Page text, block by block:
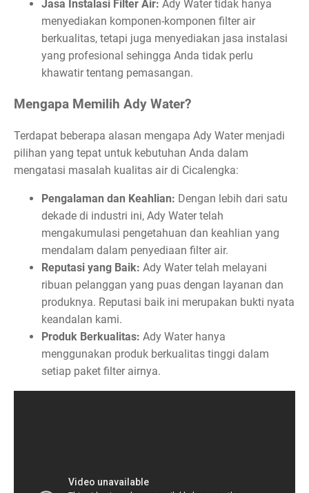
Jasa Instalasi Filter Air: Ady Water tidak hanya
menyediakan komponen-komponen filter air
berkualitas, tetapi juga menyediakan jasa instalasi
yang profesional sehingga Anda tidak perlu
khawatir tentang pemasangan.
Mengapa Memilih Ady Water?
Terdapat beberapa alasan mengapa Ady Water menjadi
pilihan yang tepat untuk kebutuhan Anda dalam
mengatasi masalah kualitas air di Cicalengka:
Pengalaman dan Keahlian: Dengan lebih dari satu
dekade di industri ini, Ady Water telah
mengakumulasi pengetahuan dan keahlian yang
mendalam dalam penyediaan filter air.
Reputasi yang Baik: Ady Water telah melayani
ribuan pelanggan yang puas dengan layanan dan
produknya. Reputasi baik ini merupakan bukti nyata
keandalan kami.
Produk Berkualitas: Ady Water hanya
menggunakan produk berkualitas tinggi dalam
setiap paket filter airnya.